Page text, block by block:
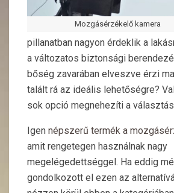
Mozgásérzékelő kamera
pillanatban nagyon érdeklik a
a változatos biztonsági
bőség zavarában elveszve érzi
talált rá az ideális lehetőségre?
sok opció megnehezíti a
Igen népszerű termék a
amit rengetegen használnak nagy
megelégedettséggel. Ha eddig
gondolkozott el ezen az